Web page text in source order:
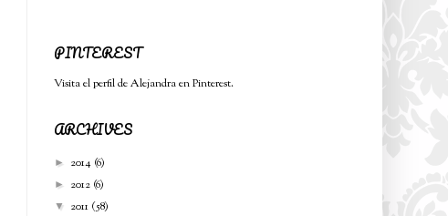
PINTEREST
Visita el perfil de Alejandra en Pinterest.
ARCHIVES
► 2014 (6)
► 2012 (6)
▼ 2011 (58)